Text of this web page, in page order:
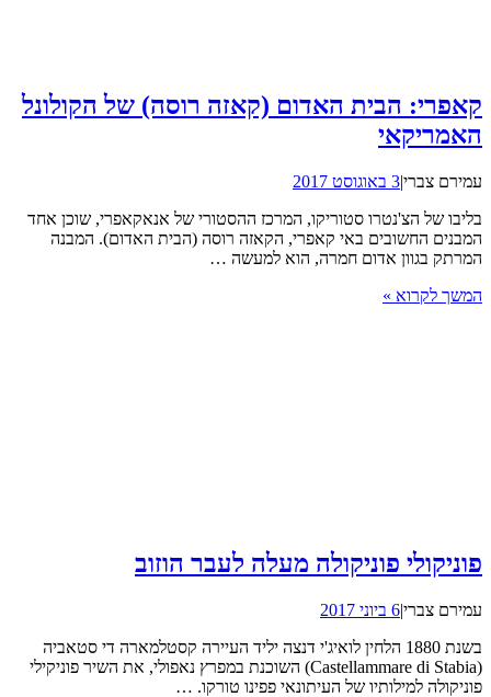
קאפרי: הבית האדום (קאזה רוסה) של הקולונל
האמריקאי
עמירם צברי|3 באוגוסט 2017
בליבו של הצ'נטרו סטוריקו, המרכז ההסטורי של אנאקאפרי, שוכן אחד
המבנים החשובים באי קאפרי, הקאזה רוסה (הבית האדום). המבנה
המרתק בגוון אדום חמרה, הוא למעשה …
המשך לקרוא »
פוניקולי פוניקולה מעלה לעבר הוזוב
עמירם צברי|6 ביוני 2017
בשנת 1880 הלחין לואיג'י דנצה יליד העיירה קסטלמארה די סטאביה
(Castellammare di Stabia) השוכנת במפרץ נאפולי, את השיר פוניקילי
פוניקולה למילותיו של העיתונאי פפינו טורקו. …